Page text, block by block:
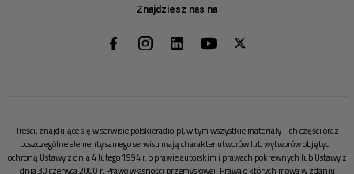
Znajdziesz nas na
Treści, znajdujące się w serwisie polskieradio.pl, w tym wszystkie materiały i ich części oraz
poszczególne elementy samego serwisu mają charakter utworów lub wytworów objętych
ochroną Ustawy z dnia 4 lutego 1994 r. o prawie autorskim i prawach pokrewnych lub Ustawy z
dnia 30 czerwca 2000 r. Prawo własności przemysłowej. Prawa o których mowa w zdaniu